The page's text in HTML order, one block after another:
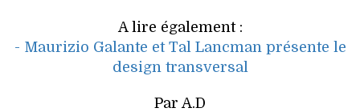
A lire également :
- Maurizio Galante et Tal Lancman présente le
design transversal
Par A.D